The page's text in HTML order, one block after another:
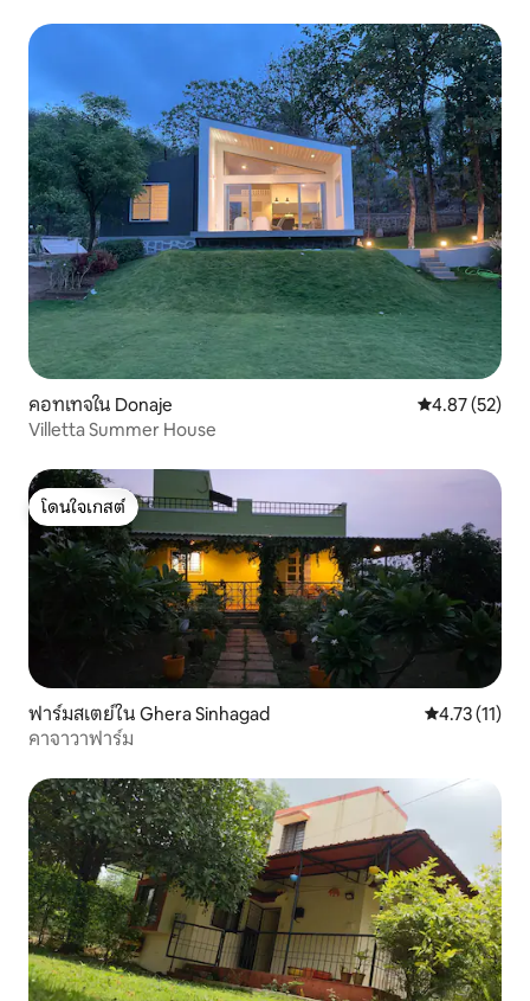
คอทเทจใน Donaje คะแนนเฉลี่ย
4.87 (52)
Villetta Summer House
โดนใจเกสต์
โดนใจเกสต์
ฟาร์มสเตย์ใน Ghera Sinhagad คะแนนเฉลี่ย
4.73 (11)
คาจาวาฟาร์ม